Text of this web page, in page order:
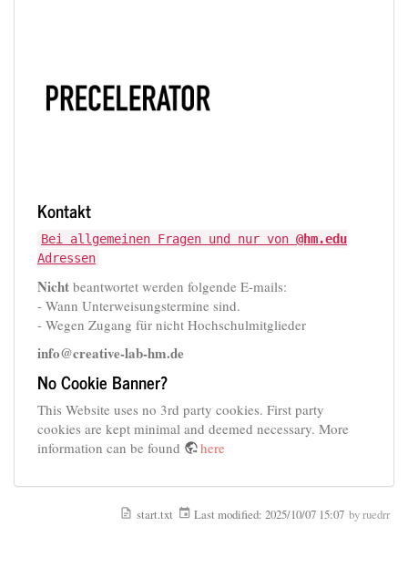
Kontakt
Bei allgemeinen Fragen und nur von @hm.edu
Adressen
Nicht beantwortet werden folgende E-mails:
- Wann Unterweisungstermine sind.
- Wegen Zugang für nicht Hochschulmitglieder
info@creative-lab-hm.de
No Cookie Banner?
This Website uses no 3rd party cookies. First party
cookies are kept minimal and deemed necessary. More
information can be found
here
start.txt Last modified: 2025/10/07 15:07 byruedrr